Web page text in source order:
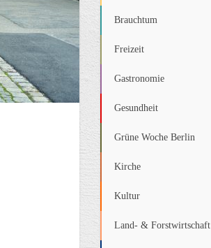
Brauchtum
Freizeit
Gastronomie
Gesundheit
Grüne Woche Berlin
Kirche
Kultur
Land- & Forstwirtschaft